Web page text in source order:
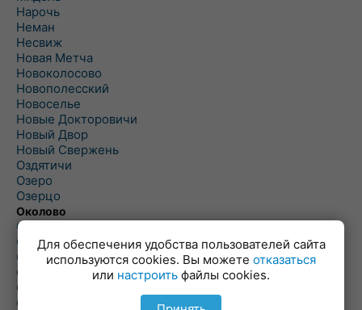
Нарочь
Неман
Несвиж
Новая Метча
Новоколосово
Новополесский
Новоселье
Новые Докторовичи
Новый Двор
Новый Свержень
Оздятичи
Озеро
Озерцо
Околово
Октябрь
Октябрьский
Олехновичи
Омговичи
Оношки
Осовец
Для обеспечения удобства пользователей сайта
используются cookies. Вы можете отказаться
или настроить файлы cookies.